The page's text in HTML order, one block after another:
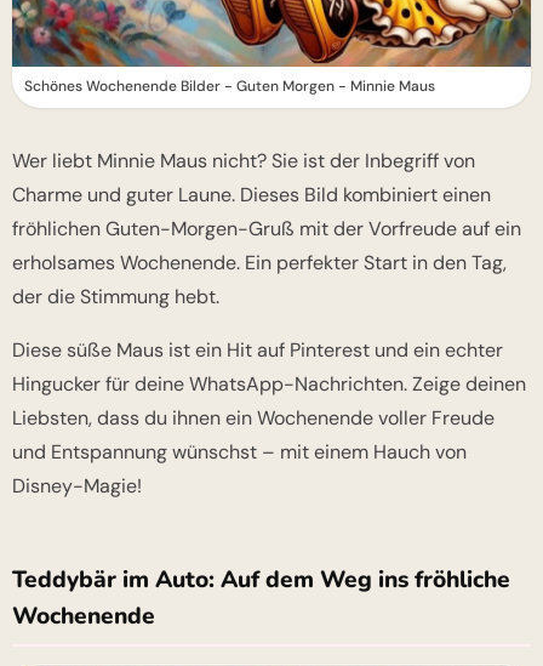
Schönes Wochenende Bilder - Guten Morgen - Minnie Maus
Wer liebt Minnie Maus nicht? Sie ist der Inbegriff von
Charme und guter Laune. Dieses Bild kombiniert einen
fröhlichen Guten-Morgen-Gruß mit der Vorfreude auf ein
erholsames Wochenende. Ein perfekter Start in den Tag,
der die Stimmung hebt.
Diese süße Maus ist ein Hit auf Pinterest und ein echter
Hingucker für deine WhatsApp-Nachrichten. Zeige deinen
Liebsten, dass du ihnen ein Wochenende voller Freude
und Entspannung wünschst – mit einem Hauch von
Disney-Magie!
Teddybär im Auto: Auf dem Weg ins fröhliche
Wochenende